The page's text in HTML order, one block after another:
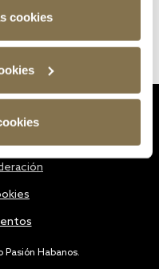
cookies
Pasión Habanos.